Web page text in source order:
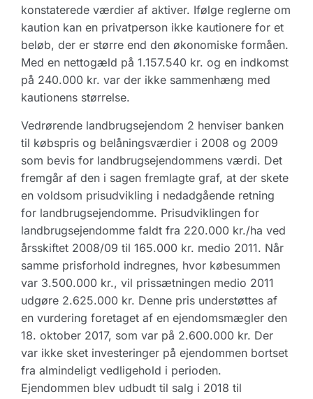
konstaterede værdier af aktiver. Ifølge reglerne om
kaution kan en privatperson ikke kautionere for et
beløb, der er større end den økonomiske formåen.
Med en nettogæld på 1.157.540 kr. og en indkomst
på 240.000 kr. var der ikke sammenhæng med
kautionens størrelse.
Vedrørende landbrugsejendom 2 henviser banken
til købspris og belåningsværdier i 2008 og 2009
som bevis for landbrugsejendommens værdi. Det
fremgår af den i sagen fremlagte graf, at der skete
en voldsom prisudvikling i nedadgående retning
for landbrugsejendomme. Prisudviklingen for
landbrugsejendomme faldt fra 220.000 kr./ha ved
årsskiftet 2008/09 til 165.000 kr. medio 2011. Når
samme prisforhold indregnes, hvor købesummen
var 3.500.000 kr., vil prissætningen medio 2011
udgøre 2.625.000 kr. Denne pris understøttes af
en vurdering foretaget af en ejendomsmægler den
18. oktober 2017, som var på 2.600.000 kr. Der
var ikke sket investeringer på ejendommen bortset
fra almindeligt vedligehold i perioden.
Ejendommen blev udbudt til salg i 2018 til